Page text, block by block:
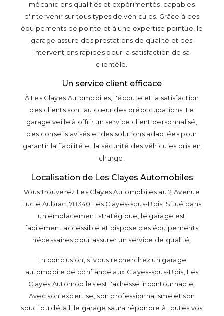
mécaniciens qualifiés et expérimentés, capables
d'intervenir sur tous types de véhicules. Grâce à des
équipements de pointe et à une expertise pointue, le
garage assure des prestations de qualité et des
interventions rapides pour la satisfaction de sa
clientèle.
Un service client efficace
À Les Clayes Automobiles, l'écoute et la satisfaction
des clients sont au cœur des préoccupations. Le
garage veille à offrir un service client personnalisé,
des conseils avisés et des solutions adaptées pour
garantir la fiabilité et la sécurité des véhicules pris en
charge.
Localisation de Les Clayes Automobiles
Vous trouverez Les Clayes Automobiles au 2 Avenue
Lucie Aubrac, 78340 Les Clayes-sous-Bois. Situé dans
un emplacement stratégique, le garage est
facilement accessible et dispose des équipements
nécessaires pour assurer un service de qualité.
En conclusion, si vous recherchez un garage
automobile de confiance aux Clayes-sous-Bois, Les
Clayes Automobiles est l'adresse incontournable.
Avec son expertise, son professionnalisme et son
souci du détail, le garage saura répondre à toutes vos